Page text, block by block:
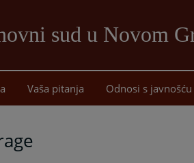
sud u Novom
Vaša pitanja Odnosi s javnošću